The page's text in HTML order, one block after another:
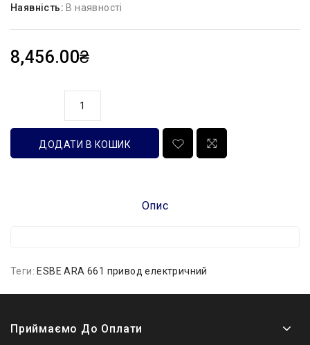
Наявність: В наявності
8,456.00₴
ДОДАТИ В КОШИК
Опис
Теги: ESBE ARA 661 привод електричний
Приймаємо До Оплати